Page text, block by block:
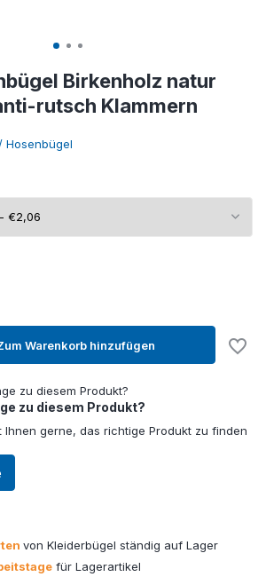
Birkenholz natur
rutsch Klammern
Hosenbügel
Warenkorb hinzufügen
zu diesem Produkt?
Ihnen gerne, das richtige Produkt zu finden
von Kleiderbügel ständig auf Lager
für Lagerartikel